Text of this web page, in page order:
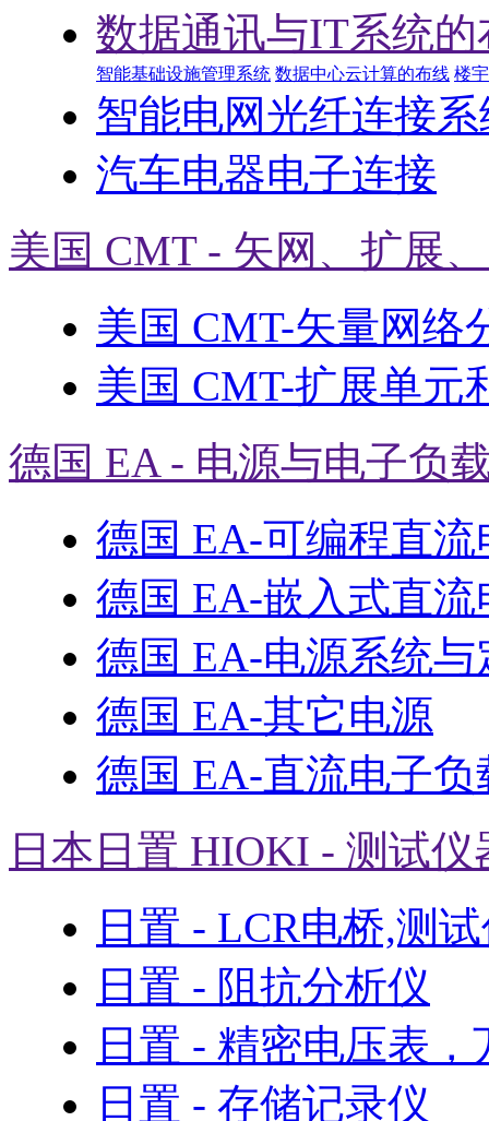
数据通讯与IT系统的
智能基础设施管理系统 数据中心云计算的布线 楼
智能电网光纤连接系
汽车电器电子连接
美国 CMT - 矢网、扩展
美国 CMT-矢量网络
美国 CMT-扩展单元
德国 EA - 电源与电子负
德国 EA-可编程直流
德国 EA-嵌入式直流
德国 EA-电源系统与
德国 EA-其它电源
德国 EA-直流电子负
日本日置 HIOKI - 测试仪
日置 - LCR电桥,测
日置 - 阻抗分析仪
日置 - 精密电压表，
日置 - 存储记录仪